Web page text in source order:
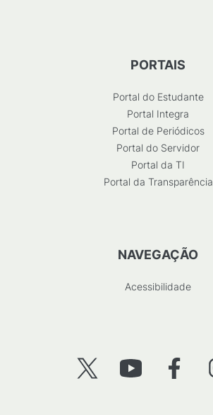
PORTAIS
Portal do Estudante
Portal Integra
Portal de Periódicos
Portal do Servidor
Portal da TI
Portal da Transparência
NAVEGAÇÃO
Acessibilidade